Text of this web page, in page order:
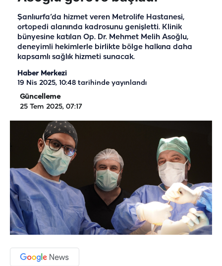
Şanlıurfa’da hizmet veren Metrolife Hastanesi,
ortopedi alanında kadrosunu genişletti. Klinik
bünyesine katılan Op. Dr. Mehmet Melih Asoğlu,
deneyimli hekimlerle birlikte bölge halkına daha
kapsamlı sağlık hizmeti sunacak.
Haber Merkezi
19 Nis 2025, 10:48 tarihinde yayınlandı
Güncelleme
25 Tem 2025, 07:17